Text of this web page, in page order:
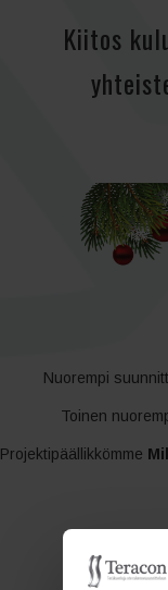
Kiitos
Nuorempi
Toinen
Projektipäällikkömme